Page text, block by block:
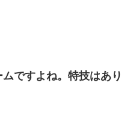
ですよね。特技はあり